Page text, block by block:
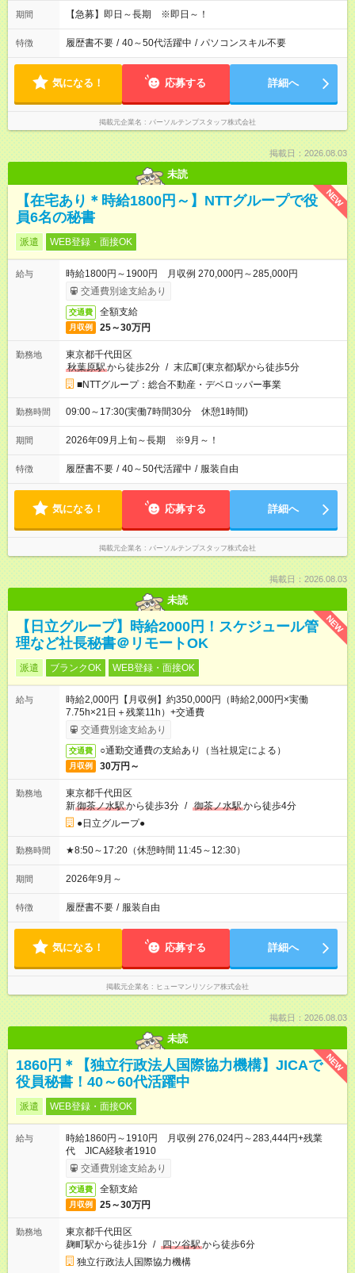
期間 【急募】即日～長期 ※即日～！
特徴 履歴書不要 / 40～50代活躍中 / パソコンスキル不要
気になる！ 応募する 詳細へ
掲載元企業名 パーソルテンプスタッフ株式会社
掲載日：2026.08.03
未読
NEW
【在宅あり＊時給1800円～】NTTグループで役
員6名の秘書
派遣 WEB登録・面接OK
給与
時給1800円～1900円 月収例 270,000円～285,000円
交通費別途支給あり
交通費 全額支給
月収例 25～30万円
勤務地
東京都千代田区
秋葉原駅から徒歩2分 / 末広町(東京都)駅から徒歩5分
■NTTグループ：総合不動産・デベロッパー事業
勤務時間 09:00～17:30(実働7時間30分 休憩1時間)
期間 2026年09月上旬～長期 ※9月～！
特徴 履歴書不要 / 40～50代活躍中 / 服装自由
気になる！ 応募する 詳細へ
掲載元企業名 パーソルテンプスタッフ株式会社
掲載日：2026.08.03
未読
NEW
【日立グループ】時給2000円！スケジュール管
理など社長秘書＠リモートOK
派遣 ブランクOK WEB登録・面接OK
給与
時給2,000円【月収例】約350,000円（時給2,000円×実働
7.75h×21日＋残業11h）+交通費
交通費別途支給あり
交通費 ○通勤交通費の支給あり（当社規定による）
月収例 30万円～
勤務地
東京都千代田区
新御茶ノ水駅から徒歩3分 / 御茶ノ水駅から徒歩4分
●日立グループ●
勤務時間 ★8:50～17:20（休憩時間 11:45～12:30）
期間 2026年9月～
特徴 履歴書不要 / 服装自由
気になる！ 応募する 詳細へ
掲載元企業名 ヒューマンリソシア株式会社
掲載日：2026.08.03
未読
NEW
1860円＊【独立行政法人国際協力機構】JICAで
役員秘書！40～60代活躍中
派遣 WEB登録・面接OK
給与
時給1860円～1910円 月収例 276,024円～283,444円+残業
代 JICA経験者1910
交通費別途支給あり
交通費 全額支給
月収例 25～30万円
勤務地
東京都千代田区
麹町駅から徒歩1分 / 四ツ谷駅から徒歩6分
独立行政法人国際協力機構